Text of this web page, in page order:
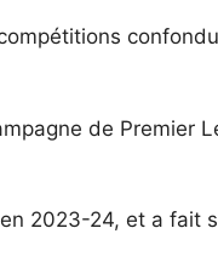
de Premier
2023-24, et a fait